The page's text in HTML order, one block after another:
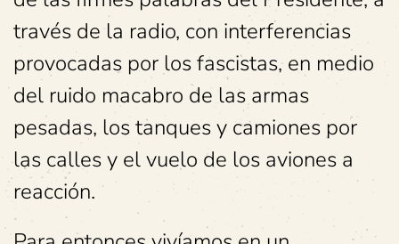
través de la radio, con interferencias
provocadas por los fascistas, en medio
del ruido macabro de las armas
pesadas, los tanques y camiones por
las calles y el vuelo de los aviones a
reacción.